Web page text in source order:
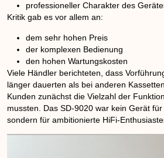
professioneller Charakter des
Kritik gab es vor allem an:
dem sehr hohen Preis
der komplexen Bedienung
den hohen Wartungskosten
Viele Händler berichteten, dass
länger dauerten als bei anderen
Kunden zunächst die Vielzahl der
mussten. Das SD-9020 war kein Gerät für
sondern für ambitionierte HiFi-